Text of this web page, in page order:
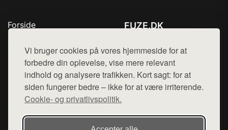
Vi bruger cookies på vores hjemmeside for at
forbedre din oplevelse, vise mere relevant
indhold og analysere trafikken. Kort sagt: for at
siden fungerer bedre – ikke for at være irriterende.
Cookie- og privatlivspolitik.
Forside
Top Rabatter
Kontakt
FUZE.DK
Mail: hej@want.dk
Cookie- og privatlivspolitik